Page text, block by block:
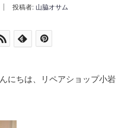
投稿者: 山脇オサム
にちは、リペアショップ小岩